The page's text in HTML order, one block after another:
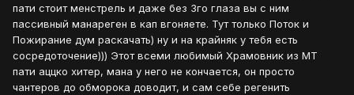
пати стоит менстрель и даже без 3го глаза вы с ним
пассивный манареген в кап вгоняете. Тут только Поток и
Пожирание дум раскачать) ну и на крайняк у тебя есть
сосредоточение))) Этот всеми любимый Храмовник из МТ
пати аццко хитер, мана у него не кончается, он просто
чантеров до обморока доводит, и сам себе регенить